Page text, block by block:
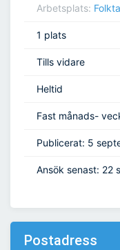
Arbetsplats:
1 plats
Tills vidare
Heltid
Fast månads-
Publicerat: 5
Ansök senast: 22
Postadress